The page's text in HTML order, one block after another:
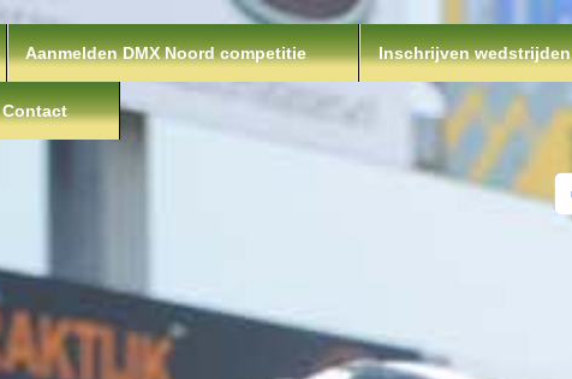
Aanmelden DMX Noord competitie Inschrijven wedstrijden
Contact